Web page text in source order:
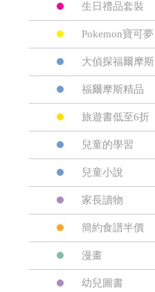
生日禮品套裝
Pokemon寶可夢
大偵探福爾摩斯
福爾摩斯精品
旅遊書低至6折
兒童的學習
兒童小說
家長讀物
簡約食譜半價
漫畫
幼兒圖書